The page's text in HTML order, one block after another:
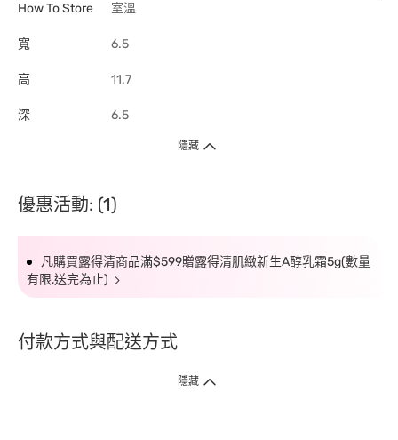
How To Store
室溫
寬 6.5
高 11.7
深 6.5
隱藏
優惠活動: (1)
凡購買露得清商品滿$599贈露得清肌緻新生A醇乳霜5g(數量
有限,送完為止)
付款方式與配送方式
隱藏